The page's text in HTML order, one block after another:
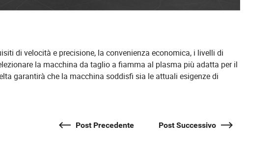
di velocità e precisione, la convenienza economica, i livelli di
la macchina da taglio a fiamma al plasma più adatta per il
garantirà che la macchina soddisfi sia le attuali esigenze di
Post Precedente Post Successivo